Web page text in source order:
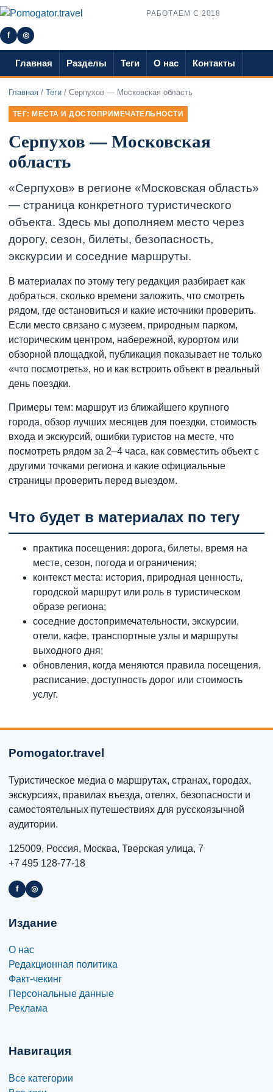
РАБОТАЕМ С 2018
f ◎
Главная Разделы Теги О нас Контакты
Главная / Теги / Серпухов — Московская область
ТЕГ: МЕСТА И ДОСТОПРИМЕЧАТЕЛЬНОСТИ
Серпухов — Московская
область
«Серпухов» в регионе «Московская область»
— страница конкретного туристического
объекта. Здесь мы дополняем место через
дорогу, сезон, билеты, безопасность,
экскурсии и соседние маршруты.
В материалах по этому тегу редакция разбирает как
добраться, сколько времени заложить, что смотреть
рядом, где остановиться и какие источники проверить.
Если место связано с музеем, природным парком,
историческим центром, набережной, курортом или
обзорной площадкой, публикация показывает не только
«что посмотреть», но и как встроить объект в реальный
день поездки.
Примеры тем: маршрут из ближайшего крупного
города, обзор лучших месяцев для поездки, стоимость
входа и экскурсий, ошибки туристов на месте, что
посмотреть рядом за 2–4 часа, как совместить объект с
другими точками региона и какие официальные
страницы проверить перед выездом.
Что будет в материалах по тегу
практика посещения: дорога, билеты, время на
месте, сезон, погода и ограничения;
контекст места: история, природная ценность,
городской маршрут или роль в туристическом
образе региона;
соседние достопримечательности, экскурсии,
отели, кафе, транспортные узлы и маршруты
выходного дня;
обновления, когда меняются правила посещения,
расписание, доступность дорог или стоимость
услуг.
Pomogator.travel
Туристическое медиа о маршрутах, странах, городах,
экскурсиях, правилах въезда, отелях, безопасности и
самостоятельных путешествиях для русскоязычной
аудитории.
125009, Россия, Москва, Тверская улица, 7
+7 495 128-77-18
f ◎
Издание
О нас
Редакционная политика
Факт-чекинг
Персональные данные
Реклама
Навигация
Все категории